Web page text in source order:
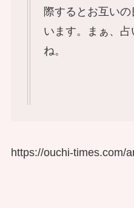
際するとお互い
います。まぁ、
ね。
引用元：週
https://ouchi-times.com/